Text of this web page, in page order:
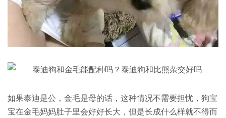
如果泰迪是公，金毛是母的话，这种情况不需要担忧，狗宝
宝在金毛妈妈肚子里会好好长大，但是长成什么样就不得而